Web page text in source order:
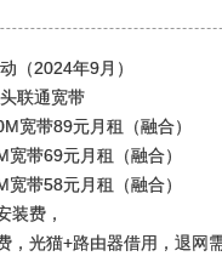
（2024年9月）
联通宽带
宽带89元月租（融合）
带69元月租（融合）
带58元月租（融合）
装费，
，光猫+路由器借用，退网需